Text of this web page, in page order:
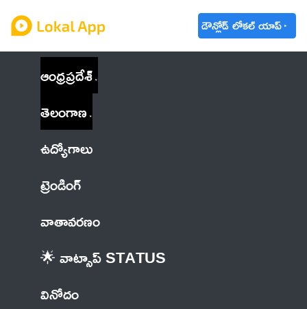
డౌన్లోడ్ లోకల్ యాప్
ఆంధ్రప్రదేశ్
తెలంగాణ
ఉద్యోగాలు
ట్రెండింగ్
వాతావరణం
🌟 వాట్సాప్ STATUS
వినోదం